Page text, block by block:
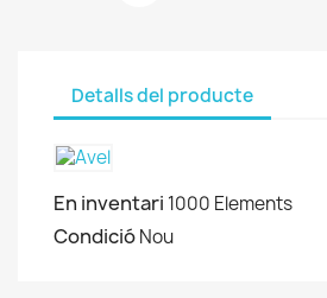
Detalls del producte
En inventari 1000 Elements
CondicióNou